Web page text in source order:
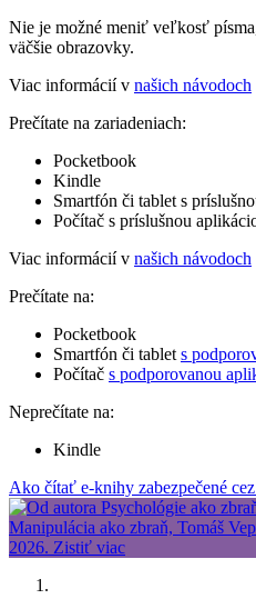
Nie je možné meniť veľkosť
väčšie obrazovky.
Viac informácií v našich návodoch
Prečítate na zariadeniach:
Pocketbook
Kindle
Smartfón či tablet s
Počítač s príslušnou
Viac informácií v našich návodoch
Prečítate na:
Pocketbook
Smartfón či tablet s
Počítač s podporovanou
Neprečítate na:
Kindle
Ako čítať e-knihy zabezpečené